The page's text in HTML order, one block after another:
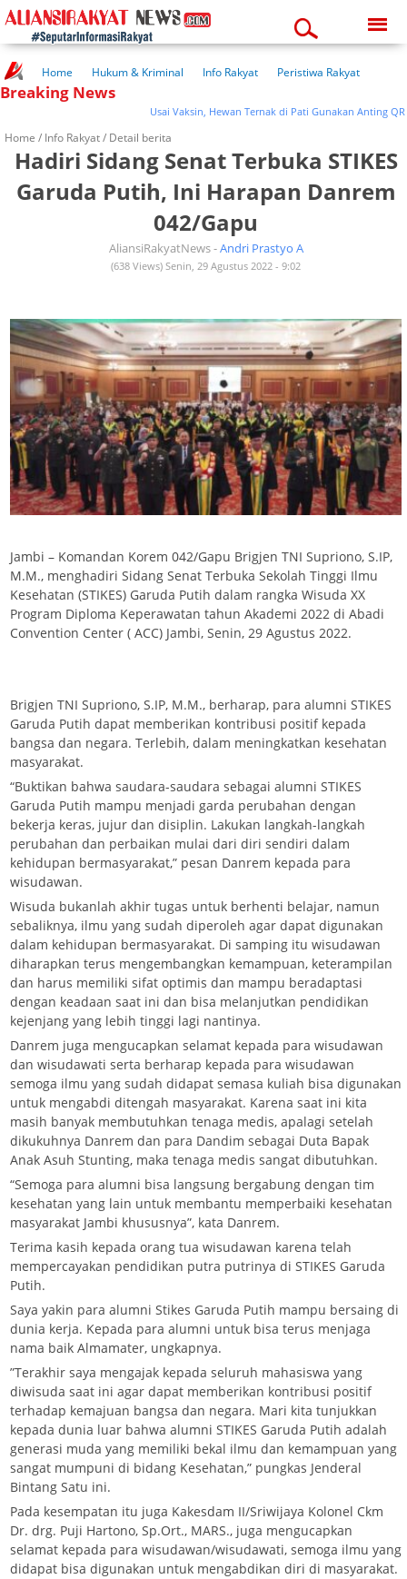
02:06:49 pm
Home Hukum & Kriminal Info Rakyat
Peristiwa Rakyat
Kuliner Rakyat
Wisata Rakyat
Kesehatan
Breaking News
Usai Vaksin, Hewan Ternak di Pati Gunakan Anting QR Code
Home / Info Rakyat/ Detail berita
Hadiri Sidang Senat Terbuka STIKES
Garuda Putih, Ini Harapan Danrem
042/Gapu
AliansiRakyatNews -Andri Prastyo A
(638 Views) Senin, 29 Agustus 2022 - 9:02
Jambi – Komandan Korem 042/Gapu Brigjen TNI Supriono, S.IP,
M.M., menghadiri Sidang Senat Terbuka Sekolah Tinggi Ilmu
Kesehatan (STIKES) Garuda Putih dalam rangka Wisuda XX
Program Diploma Keperawatan tahun Akademi 2022 di Abadi
Convention Center ( ACC) Jambi, Senin, 29 Agustus 2022.
Brigjen TNI Supriono, S.IP, M.M., berharap, para alumni STIKES
Garuda Putih dapat memberikan kontribusi positif kepada
bangsa dan negara. Terlebih, dalam meningkatkan kesehatan
masyarakat.
“Buktikan bahwa saudara-saudara sebagai alumni STIKES
Garuda Putih mampu menjadi garda perubahan dengan
bekerja keras, jujur dan disiplin. Lakukan langkah-langkah
perubahan dan perbaikan mulai dari diri sendiri dalam
kehidupan bermasyarakat,” pesan Danrem kepada para
wisudawan.
Wisuda bukanlah akhir tugas untuk berhenti belajar, namun
sebaliknya, ilmu yang sudah diperoleh agar dapat digunakan
dalam kehidupan bermasyarakat. Di samping itu wisudawan
diharapkan terus mengembangkan kemampuan, keterampilan
dan harus memiliki sifat optimis dan mampu beradaptasi
dengan keadaan saat ini dan bisa melanjutkan pendidikan
kejenjang yang lebih tinggi lagi nantinya.
Danrem juga mengucapkan selamat kepada para wisudawan
dan wisudawati serta berharap kepada para wisudawan
semoga ilmu yang sudah didapat semasa kuliah bisa digunakan
untuk mengabdi ditengah masyarakat. Karena saat ini kita
masih banyak membutuhkan tenaga medis, apalagi setelah
dikukuhnya Danrem dan para Dandim sebagai Duta Bapak
Anak Asuh Stunting, maka tenaga medis sangat dibutuhkan.
“Semoga para alumni bisa langsung bergabung dengan tim
kesehatan yang lain untuk membantu memperbaiki kesehatan
masyarakat Jambi khususnya”, kata Danrem.
Terima kasih kepada orang tua wisudawan karena telah
mempercayakan pendidikan putra putrinya di STIKES Garuda
Putih.
Saya yakin para alumni Stikes Garuda Putih mampu bersaing di
dunia kerja. Kepada para alumni untuk bisa terus menjaga
nama baik Almamater, ungkapnya.
”Terakhir saya mengajak kepada seluruh mahasiswa yang
diwisuda saat ini agar dapat memberikan kontribusi positif
terhadap kemajuan bangsa dan negara. Mari kita tunjukkan
kepada dunia luar bahwa alumni STIKES Garuda Putih adalah
generasi muda yang memiliki bekal ilmu dan kemampuan yang
sangat mumpuni di bidang Kesehatan,” pungkas Jenderal
Bintang Satu ini.
Pada kesempatan itu juga Kakesdam II/Sriwijaya Kolonel Ckm
Dr. drg. Puji Hartono, Sp.Ort., MARS., juga mengucapkan
selamat kepada para wisudawan/wisudawati, semoga ilmu yang
didapat bisa digunakan untuk mengabdikan diri di masyarakat.